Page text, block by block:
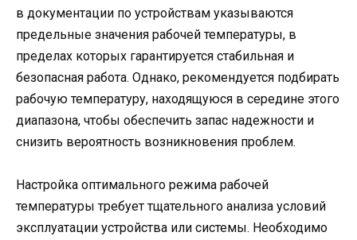
в документации по устройствам указываются
предельные значения рабочей температуры, в
пределах которых гарантируется стабильная и
безопасная работа. Однако, рекомендуется подбирать
рабочую температуру, находящуюся в середине этого
диапазона, чтобы обеспечить запас надежности и
снизить вероятность возникновения проблем.
Настройка оптимального режима рабочей
температуры требует тщательного анализа условий
эксплуатации устройства или системы. Необходимо